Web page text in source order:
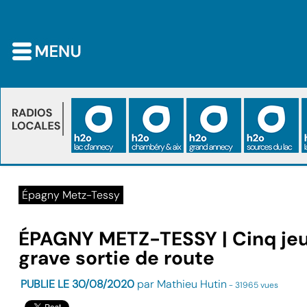
Épagny Metz-Tessy
ÉPAGNY METZ-TESSY | Cinq
grave sortie de route
PUBLIE LE 30/08/2020par Mathieu Hutin - 31965 vues